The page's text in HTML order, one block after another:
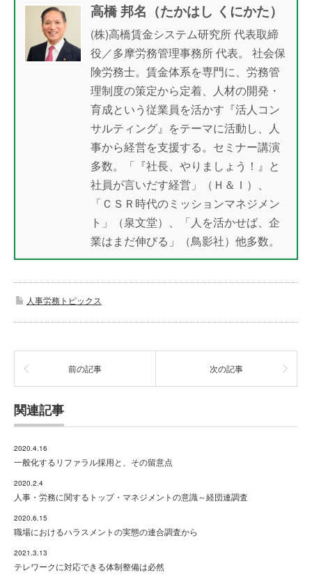
高橋 邦名（たかはし くにかた）
(株)高橋賃金システム研究所 代表取締
役／多摩労務管理事務所 代表。 社会保
険労務士。賃金体系を専門に、労務管
理制度の策定から定着、人材の開発・
育成という従業員を活かす『活人コン
サルティング』をテーマに活動し、人
事から経営を支援する。セミナー講演
多数。「『社長、やりましょう！』と
社員が言いだす経営」（Ｈ＆Ｉ）、
「ＣＳＲ時代のミッションマネジメン
ト」（泉文堂）、「人を活かせば、企
業はまだ伸びる」（鳥影社）他多数。
人事労務トピックス
前の記事 次の記事
関連記事
2020.4.16
一般化するリファラル採用と、その留意点
2020.2.4
人事・労務に関するトップ・マネジメントの意識～経団連調査
2020.6.15
職場におけるハラスメントの実態の連合調査から
2021.3.13
テレワークに対応できる体制整備は必然